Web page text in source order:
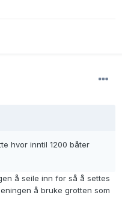
hvor inntil 1200 båter
å seile inn for så å settes
å bruke grotten som